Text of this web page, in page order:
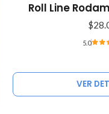
Roll Line
5.0
VER